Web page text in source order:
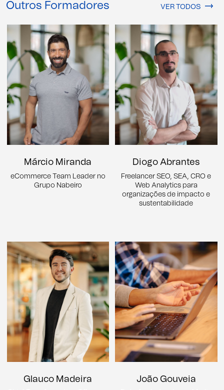
Outros Formadores VER TODOS
Márcio Miranda
eCommerce Team Leader no
Grupo Nabeiro
Diogo Abrantes
Freelancer SEO, SEA, CRO e
Web Analytics para
organizações de impacto e
sustentabilidade
Glauco Madeira João Gouveia